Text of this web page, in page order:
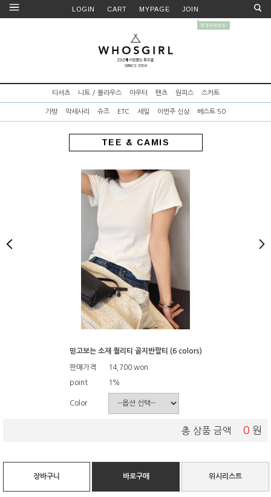
LOGIN CART MYPAGE JOIN
티셔츠 니트 / 블라우스 아우터 팬츠 원피스 스커트
가방 악세사리 슈즈 ETC 세일 이번주 신상 베스트 50
TEE & CAMIS
믿고보는 소재 퀄리티 골지반팔티 (6 colors)
판매가격 14,700 won
point 1%
Color
총 상품 금액 0 원
장바구니 바로구매 위시리스트